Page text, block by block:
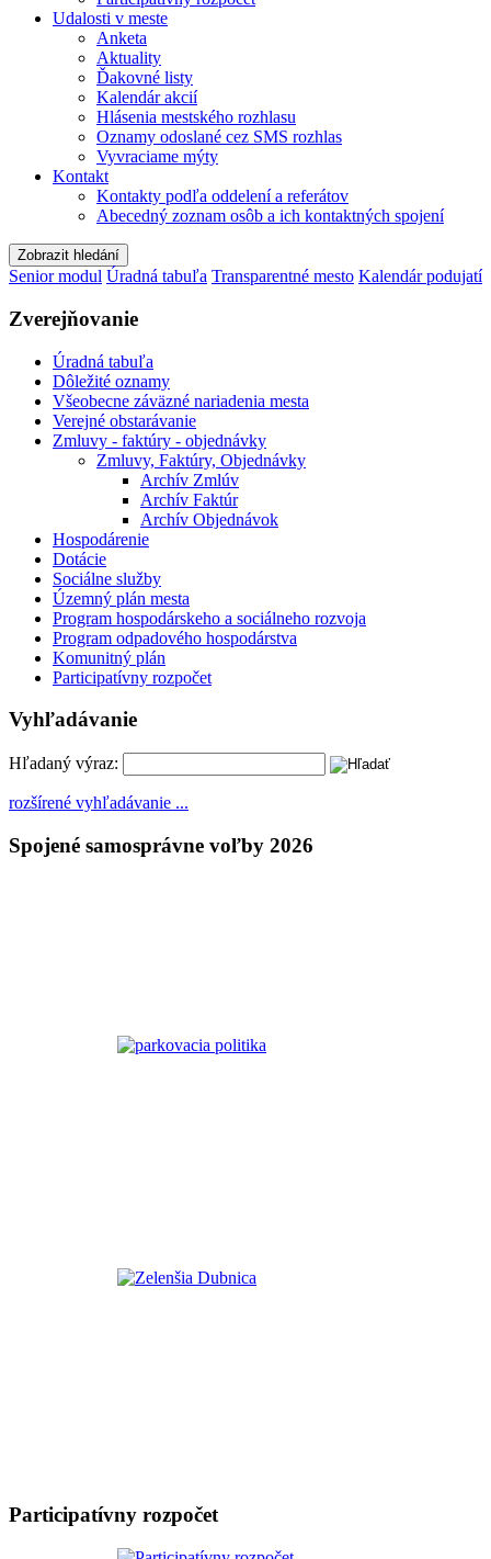
Udalosti v meste
Anketa
Aktuality
Ďakovné listy
Kalendár akcií
Hlásenia mestského rozhlasu
Oznamy odoslané cez SMS rozhlas
Vyvraciame mýty
Kontakt
Kontakty podľa oddelení a referátov
Abecedný zoznam osôb a ich kontaktných spojení
Zobrazit hledání
Senior modul Úradná tabuľa Transparentné mesto Kalendár podujatí
Zverejňovanie
Úradná tabuľa
Dôležité oznamy
Všeobecne záväzné nariadenia mesta
Verejné obstarávanie
Zmluvy - faktúry - objednávky
Zmluvy, Faktúry, Objednávky
Archív Zmlúv
Archív Faktúr
Archív Objednávok
Hospodárenie
Dotácie
Sociálne služby
Územný plán mesta
Program hospodárskeho a sociálneho rozvoja
Program odpadového hospodárstva
Komunitný plán
Participatívny rozpočet
Vyhľadávanie
Hľadaný výraz:
rozšírené vyhľadávanie ...
Spojené samosprávne voľby 2026
Participatívny rozpočet